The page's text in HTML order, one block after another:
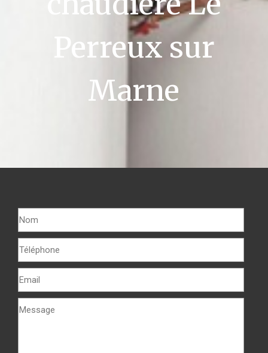
Perreux sur
Marne